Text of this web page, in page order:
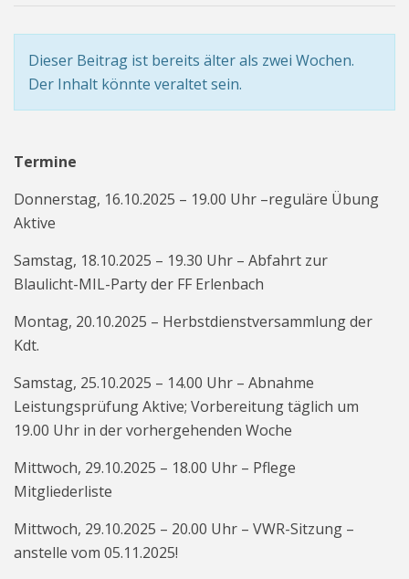
Dieser Beitrag ist bereits älter als zwei Wochen.
Der Inhalt könnte veraltet sein.
Termine
Donnerstag, 16.10.2025 – 19.00 Uhr –reguläre Übung
Aktive
Samstag, 18.10.2025 – 19.30 Uhr – Abfahrt zur
Blaulicht-MIL-Party der FF Erlenbach
Montag, 20.10.2025 – Herbstdienstversammlung der
Kdt.
Samstag, 25.10.2025 – 14.00 Uhr – Abnahme
Leistungsprüfung Aktive; Vorbereitung täglich um
19.00 Uhr in der vorhergehenden Woche
Mittwoch, 29.10.2025 – 18.00 Uhr – Pflege
Mitgliederliste
Mittwoch, 29.10.2025 – 20.00 Uhr – VWR-Sitzung –
anstelle vom 05.11.2025!